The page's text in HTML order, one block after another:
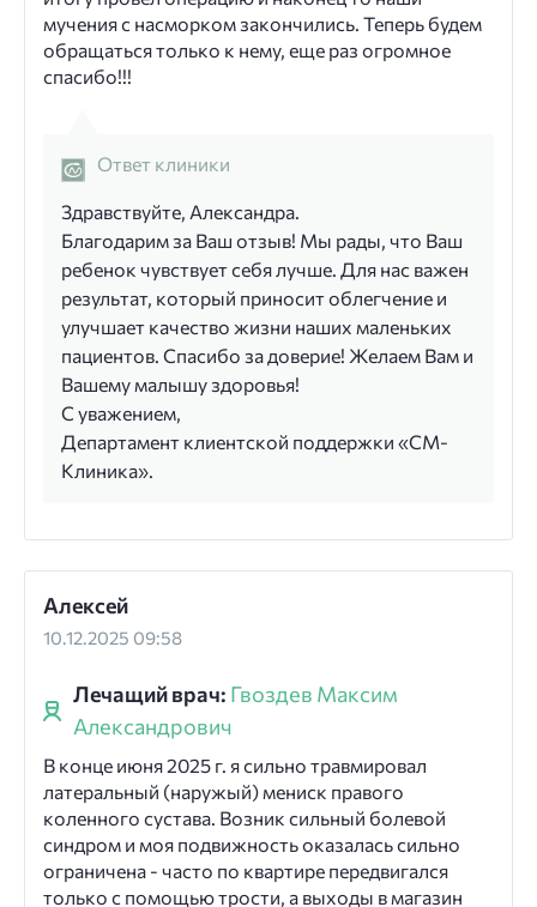
мучения с насморком закончились. Теперь будем
обращаться только к нему, еще раз огромное
спасибо!!!
Ответ клиники
Здравствуйте, Александра.
Благодарим за Ваш отзыв! Мы рады, что Ваш
ребенок чувствует себя лучше. Для нас важен
результат, который приносит облегчение и
улучшает качество жизни наших маленьких
пациентов. Спасибо за доверие! Желаем Вам и
Вашему малышу здоровья!
С уважением,
Департамент клиентской поддержки «СМ-
Клиника».
Алексей
10.12.2025 09:58
Лечащий врач: Гвоздев Максим
Александрович
В конце июня 2025 г. я сильно травмировал
латеральный (наружый) мениск правого
коленного сустава. Возник сильный болевой
синдром и моя подвижность оказалась сильно
ограничена - часто по квартире передвигался
только с помощью трости, а выходы в магазин